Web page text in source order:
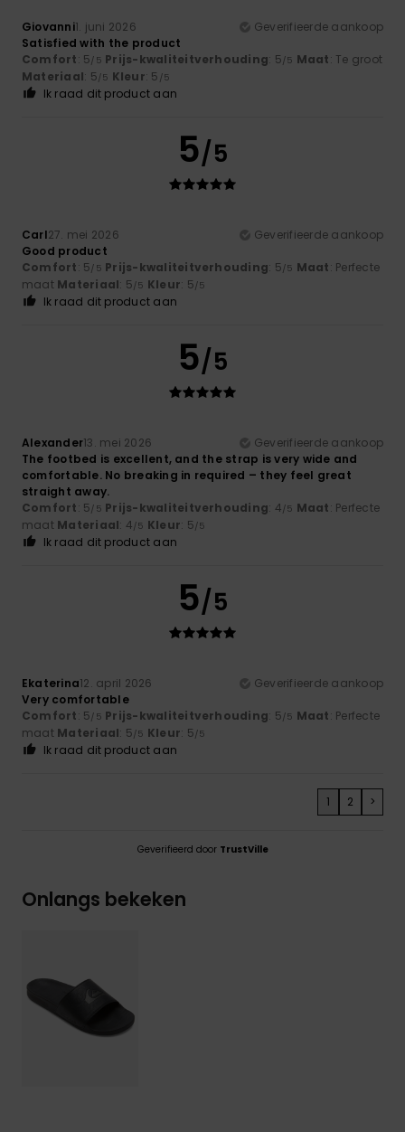
Giovanni1. juni 2026
Geverifieerde aankoop
Satisfied with the product
Comfort: 5/5 Prijs-kwaliteitverhouding: 5/5 Maat: Te groot
Materiaal: 5/5 Kleur: 5 /5
Ik raad dit product aan
5/5
Carl27. mei 2026
Geverifieerde aankoop
Good product
Comfort: 5/5 Prijs-kwaliteitverhouding: 5/5 Maat: Perfecte
maat Materiaal: 5/5 Kleur: 5/5
Ik raad dit product aan
5/5
Alexander13. mei 2026
Geverifieerde aankoop
The footbed is excellent, and the strap is very wide and
comfortable. No breaking in required – they feel great
straight away.
Comfort: 5/5 Prijs-kwaliteitverhouding: 4/5 Maat: Perfecte
maat Materiaal: 4/5 Kleur: 5/5
Ik raad dit product aan
5/5
Ekaterina12. april 2026
Geverifieerde aankoop
Very comfortable
Comfort: 5/5 Prijs-kwaliteitverhouding: 5/5 Maat: Perfecte
maat Materiaal: 5/5 Kleur: 5/5
Ik raad dit product aan
1 2 >
Geverifieerd door TrustVille
Onlangs bekeken